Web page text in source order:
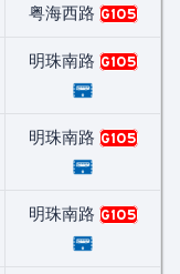
粤海西路 G105
明珠南路 G105
明珠南路 G105
明珠南路 G105